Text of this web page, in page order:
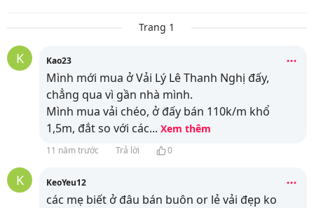
Trang 1
K Kao23
Mình mới mua ở Vải Lý Lê Thanh Nghị đấy,
chẳng qua vì gần nhà mình.
Mình mua vải chéo, ở đấy bán 110k/m khổ
1,5m, đắt so với các... Xem thêm
11 năm trước Trả lời 0
K KeoYeu12
các mẹ biết ở đâu bán buôn or lẻ vải đẹp ko